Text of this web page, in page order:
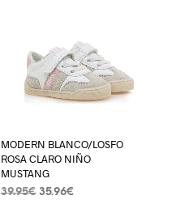
MODERN BLANCO/LOSFO
ROSA CLARO NIÑO
MUSTANG
39.95€ 35.96€